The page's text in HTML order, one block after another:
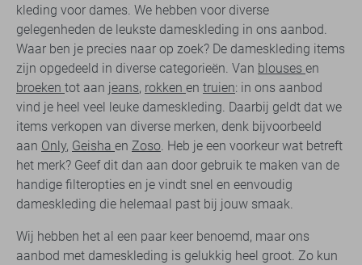
kleding voor dames. We hebben voor diverse
gelegenheden de leukste dameskleding in ons aanbod.
Waar ben je precies naar op zoek? De dameskleding items
zijn opgedeeld in diverse categorieën. Van blouses en
broeken tot aan jeans, rokken en truien: in ons aanbod
vind je heel veel leuke dameskleding. Daarbij geldt dat we
items verkopen van diverse merken, denk bijvoorbeeld
aan Only, Geisha en Zoso. Heb je een voorkeur wat betreft
het merk? Geef dit dan aan door gebruik te maken van de
handige filteropties en je vindt snel en eenvoudig
dameskleding die helemaal past bij jouw smaak.
Wij hebben het al een paar keer benoemd, maar ons
aanbod met dameskleding is gelukkig heel groot. Zo kun